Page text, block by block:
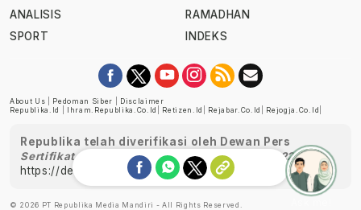
ANALISIS
SPORT
RAMADHAN
INDEKS
About Us Pedoman Siber
Disclaimer
Republika.id
Ihram.republika.co.id Retizen.id Rejabar.co.id Rejogja.co.id
Republika telah diverifikasi oleh Dewan Pers
Sertifikat Nomor 1058/DP-Verifikasi/K/XII/2022
https://dewanpers.or.id/data/perusahaanpers
© 2026 PT Republika Media Mandiri - All Rights Reserved.